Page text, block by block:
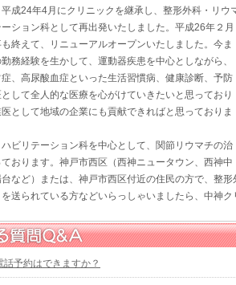
成24年4月にクリニックを継承し、整形外科・リウ
ション科として再出発いたしました。平成26年２月
終えて、リニューアルオープンいたしました。今ま
務経験を生かして、運動器疾患を中心としながら、
、高尿酸血症といった生活習慣病、健康診断、予防
して全人的な医療を心がけていきたいと思っており
として地域の企業にも貢献できればと思っておりま
ビリテーション科を中心として、関節リウマチの治
おります。神戸市西区（西神ニュータウン、西神中
など）または、神戸市西区付近の住民の方で、整
送られている方などいらっしゃいましたら、中神ク
話予約はできますか？